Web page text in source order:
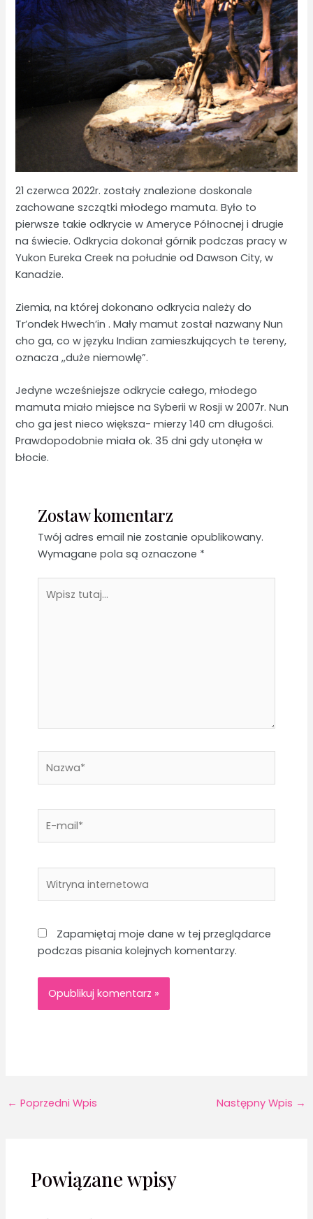
21 czerwca 2022r. zostały znalezione doskonale
zachowane szczątki młodego mamuta. Było to
pierwsze takie odkrycie w Ameryce Północnej i drugie
na świecie. Odkrycia dokonał górnik podczas pracy w
Yukon Eureka Creek na południe od Dawson City, w
Kanadzie.
Ziemia, na której dokonano odkrycia należy do
Tr’ondek Hwech’in . Mały mamut został nazwany Nun
cho ga, co w języku Indian zamieszkujących te tereny,
oznacza ,,duże niemowlę”.
Jedyne wcześniejsze odkrycie całego, młodego
mamuta miało miejsce na Syberii w Rosji w 2007r. Nun
cho ga jest nieco większa- mierzy 140 cm długości.
Prawdopodobnie miała ok. 35 dni gdy utonęła w
błocie.
Zostaw komentarz
Twój adres email nie zostanie opublikowany.
Wymagane pola są oznaczone *
tutaj...
mail*
internetowa
Zapamiętaj moje dane w tej przeglądarce
podczas pisania kolejnych komentarzy.
← Poprzedni Wpis Następny Wpis →
Powiązane wpisy